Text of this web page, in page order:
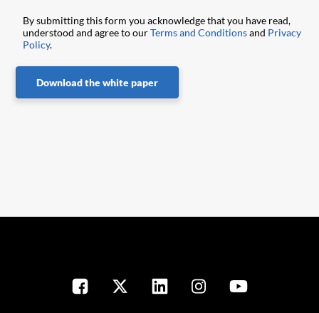
By submitting this form you acknowledge that you have read,
understood and agree to ourTerms and Conditionsand Privacy
Policy.
Download the white paper